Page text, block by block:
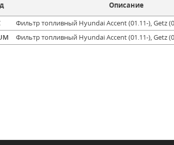
Описание
Фильтр топливный Hyundai Accent (01.11-), Getz
Фильтр топливный Hyundai Accent (01.11-), Getz